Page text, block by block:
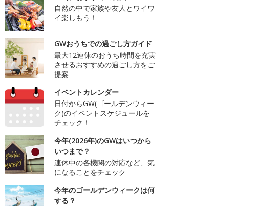
自然の中で家族や友人とワイワ
イ楽しもう！
GWおうちでの過ごし方ガイド
最大12連休のおうち時間を充実
させるおすすめの過ごし方をご
提案
イベントカレンダー
日付からGW(ゴールデンウィー
ク)のイベントスケジュールを
チェック！
今年(2026年)のGWはいつから
いつまで？
連休中の各機関の対応など、気
になることをチェック
今年のゴールデンウィークは何
する？